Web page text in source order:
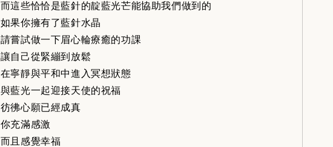
而這些恰恰是藍針的靛藍光芒能協助我們做到的
如果你擁有了藍針水晶
請嘗試做一下眉心輪療癒的功課
讓自己從緊繃到放鬆
在寧靜與平和中進入冥想狀態
與藍光一起迎接天使的祝福
彷彿心願已經成真
你充滿感激
而且感覺幸福